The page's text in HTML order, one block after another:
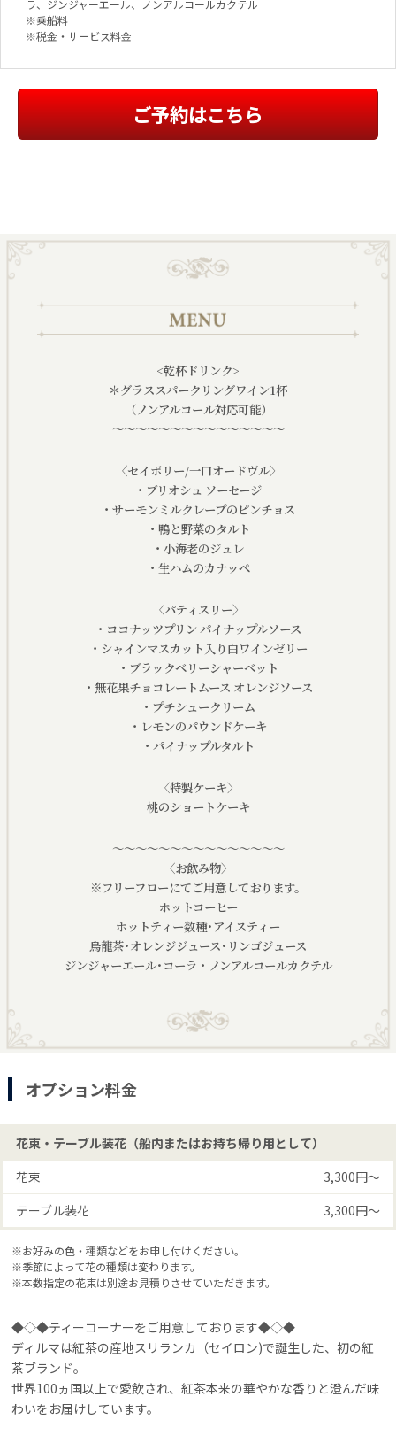
ラ、ジンジャーエール、ノンアルコールカクテル
※乗船料
※税金・サービス料金
ご予約はこちら
<乾杯ドリンク>
＊グラススパークリングワイン1杯
（ノンアルコール対応可能）
～～～～～～～～～～～～～～～
〈セイボリー/一口オードヴル〉
・ブリオシュ ソーセージ
・サーモンミルクレープのピンチョス
・鴨と野菜のタルト
・小海老のジュレ
・生ハムのカナッペ
〈パティスリー〉
・ココナッツプリン パイナップルソース
・シャインマスカット入り白ワインゼリー
・ブラックベリーシャーベット
・無花果チョコレートムース オレンジソース
・プチシュークリーム
・レモンのパウンドケーキ
・パイナップルタルト
〈特製ケーキ〉
桃のショートケーキ
～～～～～～～～～～～～～～～
〈お飲み物〉
※フリーフローにてご用意しております。
ホットコーヒー
ホットティー数種･アイスティー
烏龍茶･オレンジジュース･リンゴジュース
ジンジャーエール･コーラ・ノンアルコールカクテル
オプション料金
花束・テーブル装花（船内またはお持ち帰り用として）
花束
3,300円〜
テーブル装花
3,300円〜
※お好みの色・種類などをお申し付けください。
※季節によって花の種類は変わります。
※本数指定の花束は別途お見積りさせていただきます。
◆◇◆ティーコーナーをご用意しております◆◇◆
ディルマは紅茶の産地スリランカ（セイロン)で誕生した、初の紅
茶ブランド。
世界100ヵ国以上で愛飲され、紅茶本来の華やかな香りと澄んだ味
わいをお届けしています。